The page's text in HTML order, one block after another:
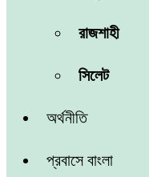
রাজশাহী
সিলেট
অর্থনীতি
প্রবাসে বাংলা